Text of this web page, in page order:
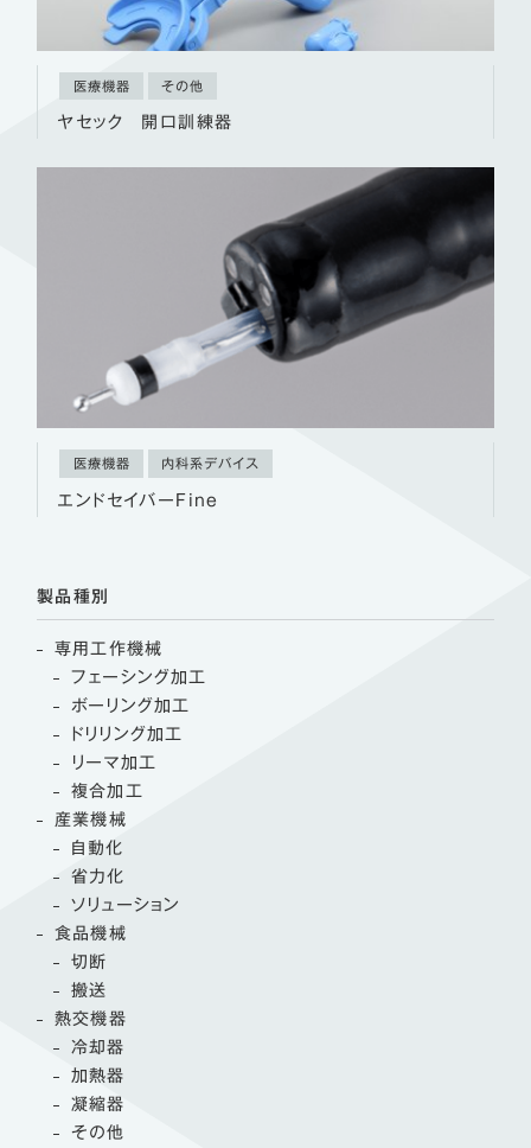
医療機器 その他
ヤセック 開口訓練器
医療機器 内科系デバイス
エンドセイバーFine
製品種別
専用工作機械
フェーシング加工
ボーリング加工
ドリリング加工
リーマ加工
複合加工
産業機械
自動化
省力化
ソリューション
食品機械
切断
搬送
熱交機器
冷却器
加熱器
凝縮器
その他